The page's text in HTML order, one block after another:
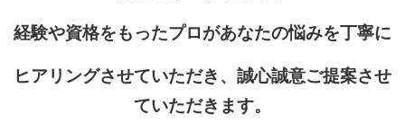
経験や資格をもったプロがあなたの悩みを丁寧に
ヒアリングさせていただき、誠心誠意ご提案させ
ていただきます。